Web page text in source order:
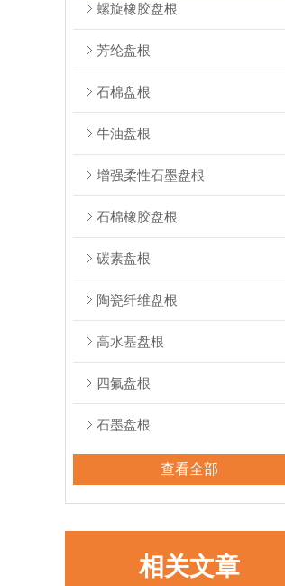
螺旋橡胶盘根
芳纶盘根
石棉盘根
牛油盘根
增强柔性石墨盘根
石棉橡胶盘根
碳素盘根
陶瓷纤维盘根
高水基盘根
四氟盘根
石墨盘根
查看全部
相关文章